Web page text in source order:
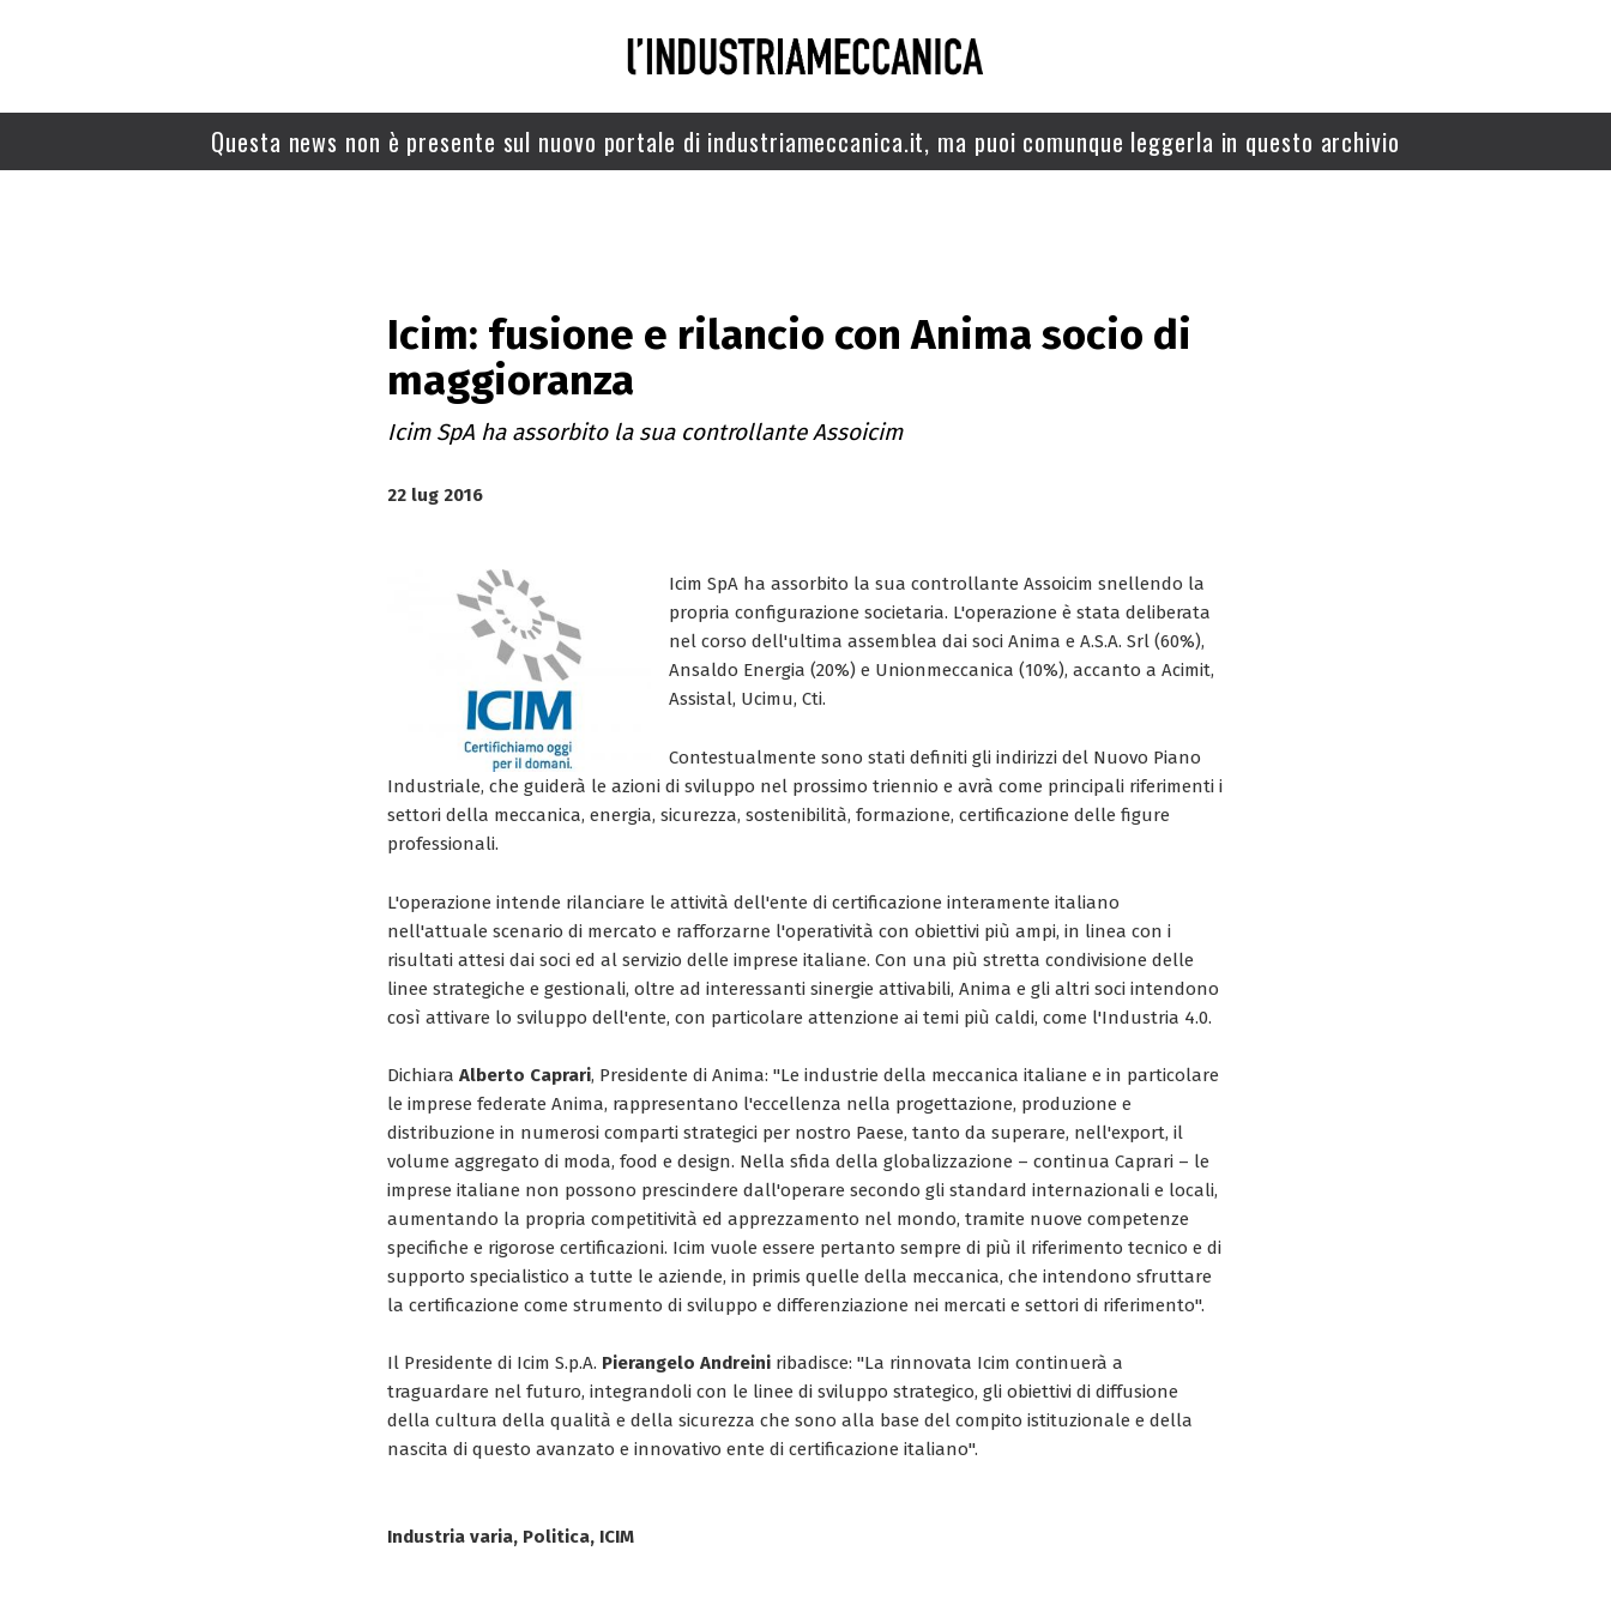
Questa news non è presente sul nuovo portale di industriameccanica.it, ma puoi comunque leggerla in questo archivio
Icim: fusione e rilancio con Anima socio di
maggioranza
Icim SpA ha assorbito la sua controllante Assoicim
22 lug 2016
Icim SpA ha assorbito la sua controllante Assoicim snellendo la
propria configurazione societaria. L'operazione è stata deliberata
nel corso dell'ultima assemblea dai soci Anima e A.S.A. Srl (60%),
Ansaldo Energia (20%) e Unionmeccanica (10%), accanto a Acimit,
Assistal, Ucimu, Cti.
Contestualmente sono stati definiti gli indirizzi del Nuovo Piano
Industriale, che guiderà le azioni di sviluppo nel prossimo triennio e avrà come principali riferimenti i
settori della meccanica, energia, sicurezza, sostenibilità, formazione, certificazione delle figure
professionali.
L'operazione intende rilanciare le attività dell'ente di certificazione interamente italiano
nell'attuale scenario di mercato e rafforzarne l'operatività con obiettivi più ampi, in linea con i
risultati attesi dai soci ed al servizio delle imprese italiane. Con una più stretta condivisione delle
linee strategiche e gestionali, oltre ad interessanti sinergie attivabili, Anima e gli altri soci intendono
così attivare lo sviluppo dell'ente, con particolare attenzione ai temi più caldi, come l'Industria 4.0.
Dichiara Alberto Caprari, Presidente di Anima: "Le industrie della meccanica italiane e in particolare
le imprese federate Anima, rappresentano l'eccellenza nella progettazione, produzione e
distribuzione in numerosi comparti strategici per nostro Paese, tanto da superare, nell'export, il
volume aggregato di moda, food e design. Nella sfida della globalizzazione – continua Caprari – le
imprese italiane non possono prescindere dall'operare secondo gli standard internazionali e locali,
aumentando la propria competitività ed apprezzamento nel mondo, tramite nuove competenze
specifiche e rigorose certificazioni. Icim vuole essere pertanto sempre di più il riferimento tecnico e di
supporto specialistico a tutte le aziende, in primis quelle della meccanica, che intendono sfruttare
la certificazione come strumento di sviluppo e differenziazione nei mercati e settori di riferimento".
Il Presidente di Icim S.p.A. Pierangelo Andreini ribadisce: "La rinnovata Icim continuerà a
traguardare nel futuro, integrandoli con le linee di sviluppo strategico, gli obiettivi di diffusione
della cultura della qualità e della sicurezza che sono alla base del compito istituzionale e della
nascita di questo avanzato e innovativo ente di certificazione italiano".
Industria varia, Politica, ICIM